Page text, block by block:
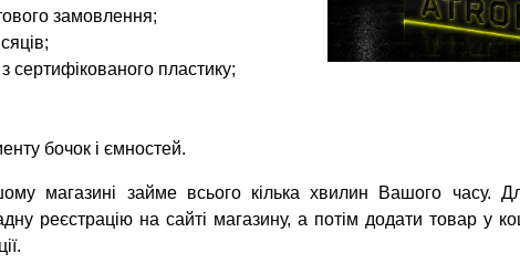
замовлення;
сертифікованого пластику;
бочок і ємностей.
магазині займе всього кілька хвилин Вашого часу.
реєстрацію на сайті магазину, а потім додати товар у